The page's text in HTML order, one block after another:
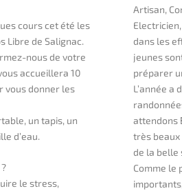
cours cet été les
Libre de Salignac.
nous de votre
accueillera 10
vous donner les
un tapis, un
d’eau.
le stress,
Artisan,
dans les
jeunes
préparer
L’année a
attendons
très beaux
de la belle
Comme le